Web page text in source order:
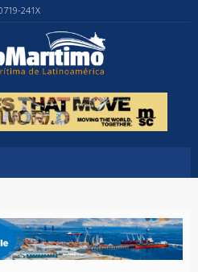
241X